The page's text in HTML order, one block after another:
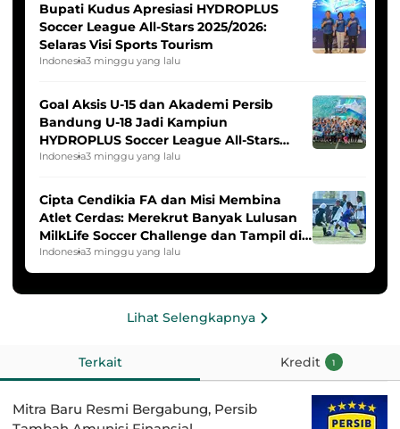
Bupati Kudus Apresiasi HYDROPLUS
Soccer League All-Stars 2025/2026:
Selaras Visi Sports Tourism
Indonesia3 minggu yang lalu
Goal Aksis U-15 dan Akademi Persib
Bandung U-18 Jadi Kampiun
HYDROPLUS Soccer League All-Stars
2025/2026
Indonesia3 minggu yang lalu
Cipta Cendikia FA dan Misi Membina
Atlet Cerdas: Merekrut Banyak Lulusan
MilkLife Soccer Challenge dan Tampil di
HYDROPLUS Soccer League
Indonesia3 minggu yang lalu
Lihat Selengkapnya
Terkait Kredit 1
Mitra Baru Resmi Bergabung, Persib